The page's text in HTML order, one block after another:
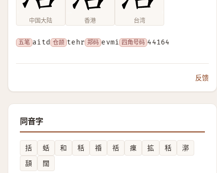
中国大陆 香港 台湾
五笔 aitd 仓颉 tehr 郑码 evmi 四角号码 44164
反馈
同音字
括 蛞 和 秳 䄑 䄆 㾧 拡 秳
漷
頢
闊